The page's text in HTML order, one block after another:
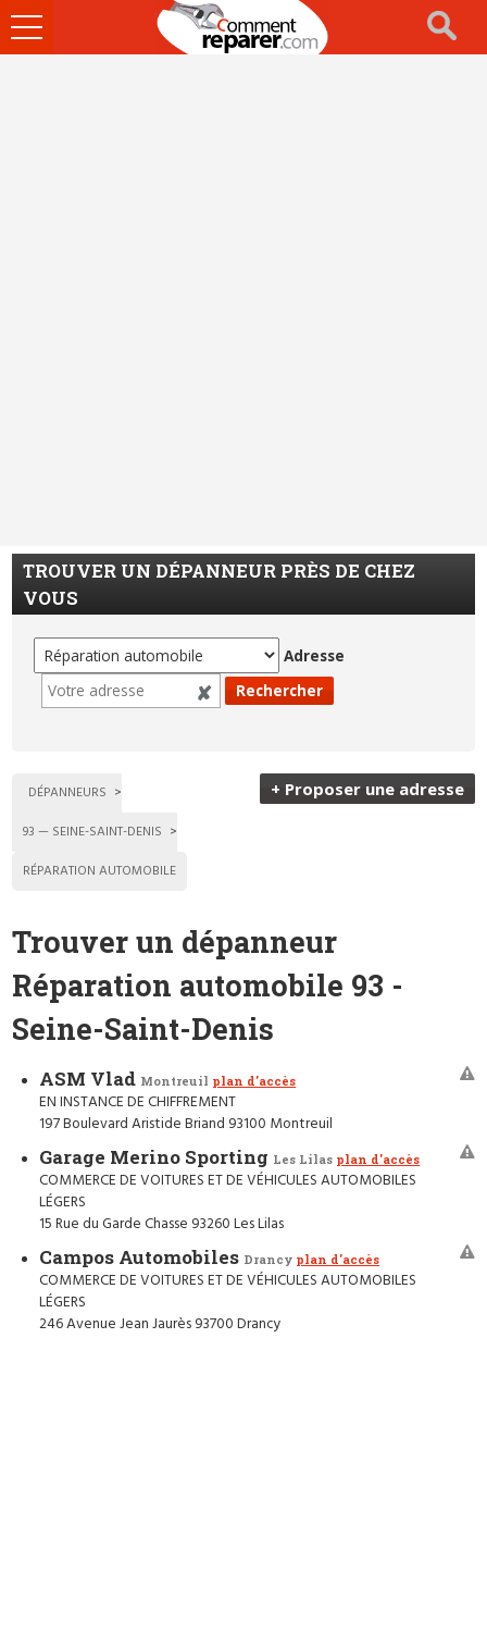
Ouvrir
le
TROUVER UN DÉPANNEUR PRÈS DE CHEZ
VOUS
Adresse
+ Proposer une adresse
DÉPANNEURS
93 — SEINE-SAINT-DENIS
RÉPARATION AUTOMOBILE
Trouver un dépanneur
Réparation automobile 93 -
Seine-Saint-Denis
ASM Vlad Montreuil plan d'accès
EN INSTANCE DE CHIFFREMENT
197 Boulevard Aristide Briand 93100 Montreuil
Garage Merino Sporting Les Lilas plan d'accès
COMMERCE DE VOITURES ET DE VÉHICULES AUTOMOBILES
LÉGERS
15 Rue du Garde Chasse 93260 Les Lilas
Campos Automobiles Drancy plan d'accès
COMMERCE DE VOITURES ET DE VÉHICULES AUTOMOBILES
LÉGERS
246 Avenue Jean Jaurès 93700 Drancy